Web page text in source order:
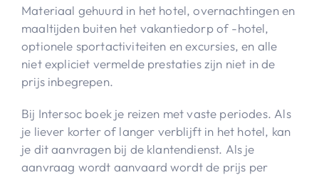
Materiaal gehuurd in het hotel, overnachtingen en
maaltijden buiten het vakantiedorp of -hotel,
optionele sportactiviteiten en excursies, en alle
niet expliciet vermelde prestaties zijn niet in de
prijs inbegrepen.
Bij Intersoc boek je reizen met vaste periodes. Als
je liever korter of langer verblijft in het hotel, kan
je dit aanvragen bij de klantendienst. Als je
aanvraag wordt aanvaard wordt de prijs per